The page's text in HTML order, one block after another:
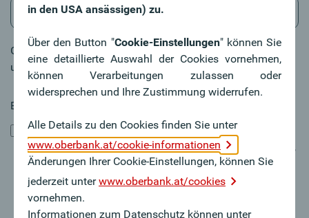
Gerne können Sie auch die PLZ Ihres Wohnortes eingeben
und wir suchen eine Filiale in Ihrer Nähe.
Einwilligung
Erforderlich
Meine Daten werden zur Bearbeitung meines Anliegens
gespeichert und verarbeitet. Ich bin damit einverstanden,
dass ich von der Oberbank zu meinem Anliegen über die
von mir bekanntgegebenen Kontaktmöglichkeiten (per
Telefon, per E-Mail) kontaktiert werde. Die Daten werden
gelöscht, sobald sie für die Zwecke, für die sie erhoben
in den USA ansässigen) zu.
Über den Button "Cookie-Einstellungen" können Sie
eine detaillierte Auswahl der Cookies vornehmen,
können Verarbeitungen zulassen oder
widersprechen und Ihre Zustimmung widerrufen.
Alle Details zu den Cookies finden Sie unter
www.oberbank.at/cookie-informationen
Änderungen Ihrer Cookie-Einstellungen, können Sie
jederzeit unterwww.oberbank.at/cookies
vornehmen.
Informationen zum Datenschutz können unter